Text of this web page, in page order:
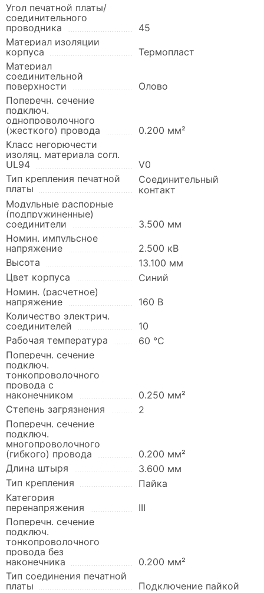
Угол печатной платы/
соединительного
проводника
45
Материал изоляции
корпуса
Термопласт
Материал
соединительной
поверхности
Олово
Поперечн. сечение
подключ.
однопроволочного
(жесткого) провода
0.200 мм²
Класс негорючести
изоляц. материала согл.
UL94
V0
Тип крепления печатной
платы
Соединительный
контакт
Модульные распорные
(подпружиненные)
соединители
3.500 мм
Номин. импульсное
напряжение
2.500 кВ
Высота
13.100 мм
Цвет корпуса
Синий
Номин. (расчетное)
напряжение
160 В
Количество электрич.
соединителей
10
Рабочая температура
60 °C
Поперечн. сечение
подключ.
тонкопроволочного
провода с
наконечником
0.250 мм²
Степень загрязнения
2
Поперечн. сечение
подключ.
многопроволочного
(гибкого) провода
0.200 мм²
Длина штыря
3.600 мм
Тип крепления
Пайка
Категория
перенапряжения
III
Поперечн. сечение
подключ.
тонкопроволочного
провода без
наконечника
0.200 мм²
Тип соединения печатной
платы
Подключение пайкой